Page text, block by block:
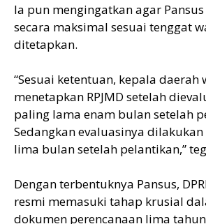
Ia pun mengingatkan agar
secara maksimal sesuai tenggat
ditetapkan.
“Sesuai ketentuan, kepala daerah
menetapkan RPJMD setelah
paling lama enam bulan setelah
Sedangkan evaluasinya
lima bulan setelah pelantikan,”
Dengan terbentuknya Pansus,
resmi memasuki tahap krusial
dokumen perencanaan lima